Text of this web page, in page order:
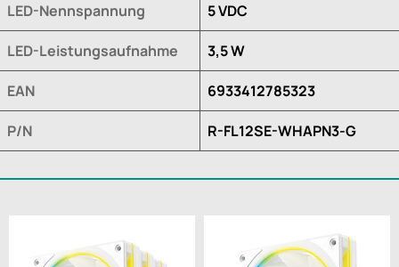
LED-Nennspannung 5 VDC
LED-Leistungsaufnahme 3,5 W
EAN 6933412785323
P/N R-FL12SE-WHAPN3-G